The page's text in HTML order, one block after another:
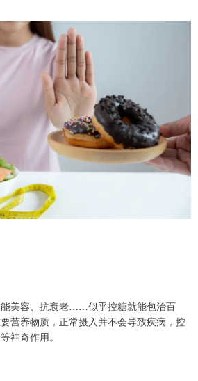
美容、抗衰老……似乎控糖就能包治百
营养物质，正常摄入并不会导致疾病，控
神奇作用。